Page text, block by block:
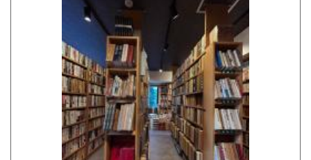
360円 福岡県
360円 長崎県
360円 大分県
360円 鹿児島県
360円